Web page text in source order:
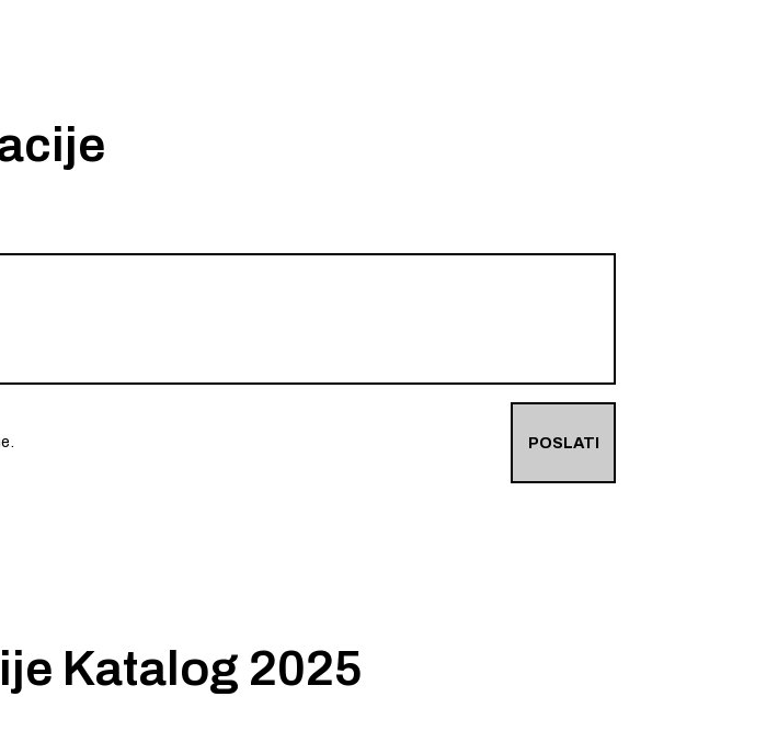
POSLATI
Katalog 2025